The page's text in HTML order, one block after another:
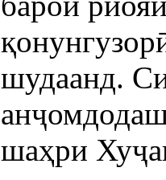
шудаанд.
шаҳри